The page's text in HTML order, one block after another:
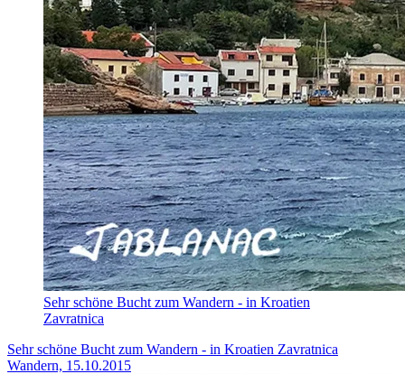
Sehr schöne Bucht zum Wandern - in Kroatien
Zavratnica
Sehr schöne Bucht zum Wandern - in Kroatien Zavratnica
Wandern, 15.10.2015